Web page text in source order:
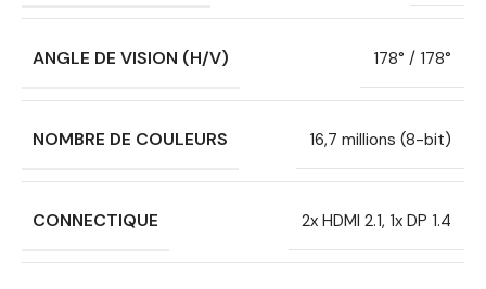
ANGLE DE VISION (H/V) 178° / 178°
NOMBRE DE COULEURS 16,7 millions (8-bit)
CONNECTIQUE 2x HDMI 2.1, 1x DP 1.4